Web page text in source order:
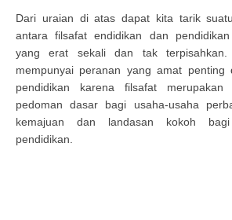
Dari uraian di atas dapat kita tarik
antara filsafat endidikan dan
yang erat sekali dan tak terpisahkan.
mempunyai peranan yang amat penting
pendidikan karena filsafat
pedoman dasar bagi usaha-usaha
kemajuan dan landasan kokoh
pendidikan.